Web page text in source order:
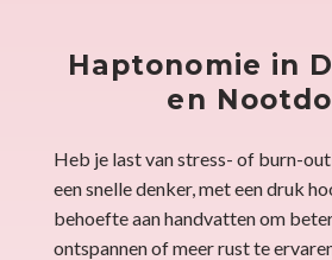
Haptonomie in
en
Heb je last van stress- of burn-
een snelle denker, met een druk
behoefte aan handvatten om
ontspannen of meer rust te